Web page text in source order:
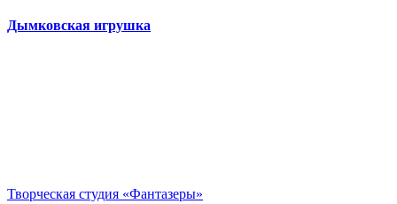
Дымковская игрушка
Творческая студия «Фантазеры»